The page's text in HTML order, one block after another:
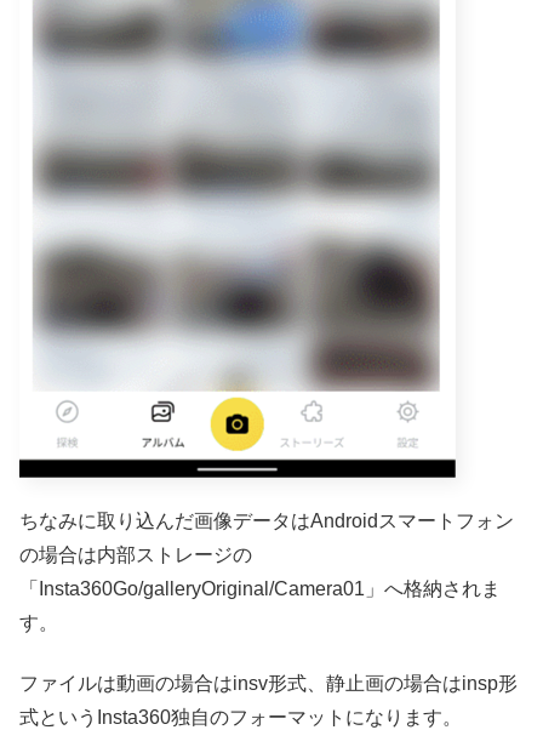
ちなみに取り込んだ画像データはAndroidスマートフォン
の場合は内部ストレージの
「Insta360Go/galleryOriginal/Camera01」へ格納されま
す。
ファイルは動画の場合はinsv形式、静止画の場合はinsp形
式というInsta360独自のフォーマットになります。